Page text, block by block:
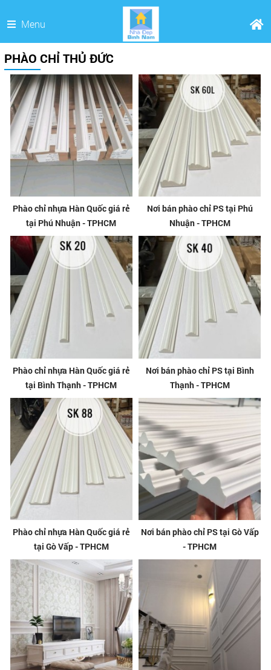
Menu
PHÀO CHỈ THỦ ĐỨC
Phào chỉ nhựa Hàn Quốc giá rẻ
tại Phú Nhuận - TPHCM
Nơi bán phào chỉ PS tại Phú
Nhuận - TPHCM
Phào chỉ nhựa Hàn Quốc giá rẻ
tại Bình Thạnh - TPHCM
Nơi bán phào chỉ PS tại Bình
Thạnh - TPHCM
Phào chỉ nhựa Hàn Quốc giá rẻ
tại Gò Vấp - TPHCM
Nơi bán phào chỉ PS tại Gò Vấp
- TPHCM